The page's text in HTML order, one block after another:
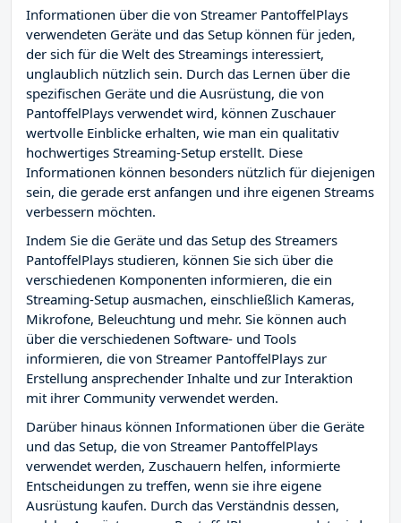
Informationen über die von Streamer PantoffelPlays
verwendeten Geräte und das Setup können für jeden,
der sich für die Welt des Streamings interessiert,
unglaublich nützlich sein. Durch das Lernen über die
spezifischen Geräte und die Ausrüstung, die von
PantoffelPlays verwendet wird, können Zuschauer
wertvolle Einblicke erhalten, wie man ein qualitativ
hochwertiges Streaming-Setup erstellt. Diese
Informationen können besonders nützlich für diejenigen
sein, die gerade erst anfangen und ihre eigenen Streams
verbessern möchten.
Indem Sie die Geräte und das Setup des Streamers
PantoffelPlays studieren, können Sie sich über die
verschiedenen Komponenten informieren, die ein
Streaming-Setup ausmachen, einschließlich Kameras,
Mikrofone, Beleuchtung und mehr. Sie können auch
über die verschiedenen Software- und Tools
informieren, die von Streamer PantoffelPlays zur
Erstellung ansprechender Inhalte und zur Interaktion
mit ihrer Community verwendet werden.
Darüber hinaus können Informationen über die Geräte
und das Setup, die von Streamer PantoffelPlays
verwendet werden, Zuschauern helfen, informierte
Entscheidungen zu treffen, wenn sie ihre eigene
Ausrüstung kaufen. Durch das Verständnis dessen,